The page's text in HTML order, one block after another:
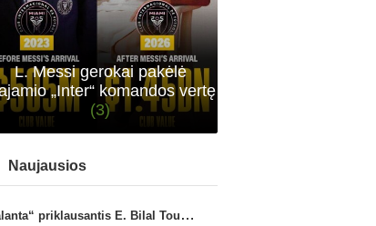
L. Messi gerokai pakėlė
„Inter“ komandos vertę
(3)
Naujausios
„Atalanta“ priklausantis E. Bilal Toure karjerą tęs „Parma“ gretose